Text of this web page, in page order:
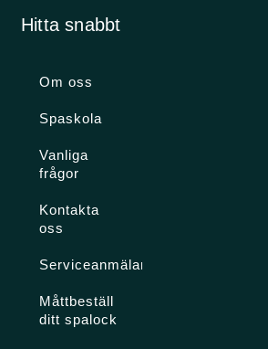
Hitta snabbt
Om oss
Spaskola
Vanliga
frågor
Kontakta
oss
Serviceanmälan
Måttbeställ
ditt spalock